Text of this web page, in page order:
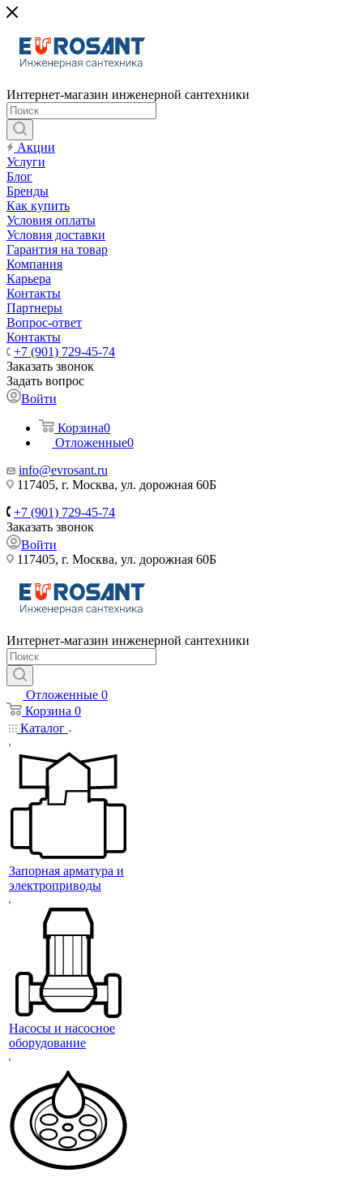
Интернет-магазин инженерной сантехники
Акции
Услуги
Блог
Бренды
Как купить
Условия оплаты
Условия доставки
Гарантия на товар
Компания
Карьера
Контакты
Партнеры
Вопрос-ответ
Контакты
+7 (901) 729-45-74
Заказать звонок
Задать вопрос
Войти
Корзина0
Отложенные0
info@evrosant.ru
117405, г. Москва, ул. дорожная 60Б
+7 (901) 729-45-74
Заказать звонок
Войти
117405, г. Москва, ул. дорожная 60Б
Интернет-магазин инженерной сантехники
Отложенные 0
Корзина 0
Каталог
Запорная арматура и
электроприводы
Насосы и насосное
оборудование